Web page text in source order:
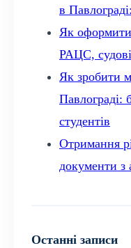
в
Як оформити
РАЦС,
Як зробити
Павлограді:
студентів
Отримання
документи з
Останні записи